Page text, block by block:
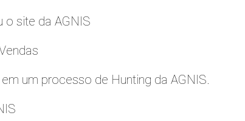
o site da AGNIS
um processo de Hunting da AGNIS.